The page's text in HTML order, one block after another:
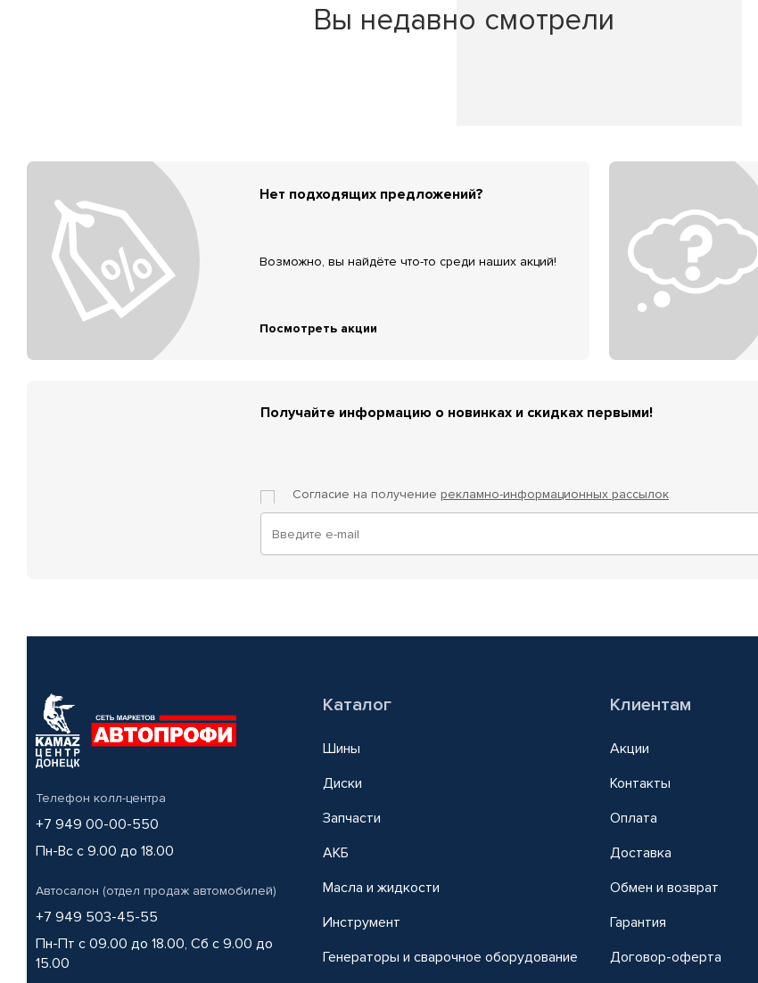
Вы недавно смотрели
Нет подходящих предложений?
Возможно, вы найдёте что-то среди наших акций!
Посмотреть акции
Получайте информацию о новинках и скидках первыми!
Согласие на получение рекламно-информационных рассылок
Телефон колл-центра
+7 949 00-00-550
Пн-Вс с 9.00 до 18.00
Автосалон (отдел продаж автомобилей)
+7 949 503-45-55
Пн-Пт с 09.00 до 18.00, Сб с 9.00 до
15.00
Каталог
Шины
Диски
Запчасти
АКБ
Масла и жидкости
Инструмент
Генераторы и сварочное оборудование
Клиентам
Акции
Контакты
Оплата
Доставка
Обмен и возврат
Гарантия
Договор-оферта